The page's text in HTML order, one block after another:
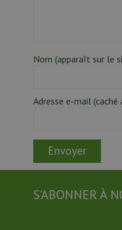
Nom (apparaît sur le
Adresse e-mail
S'ABONNER À